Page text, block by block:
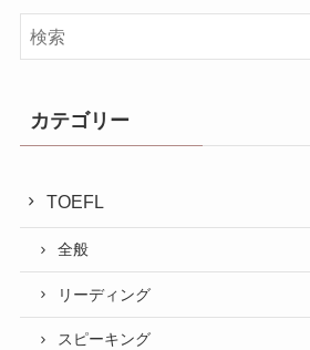
カテゴリー
TOEFL
全般
リーディング
スピーキング